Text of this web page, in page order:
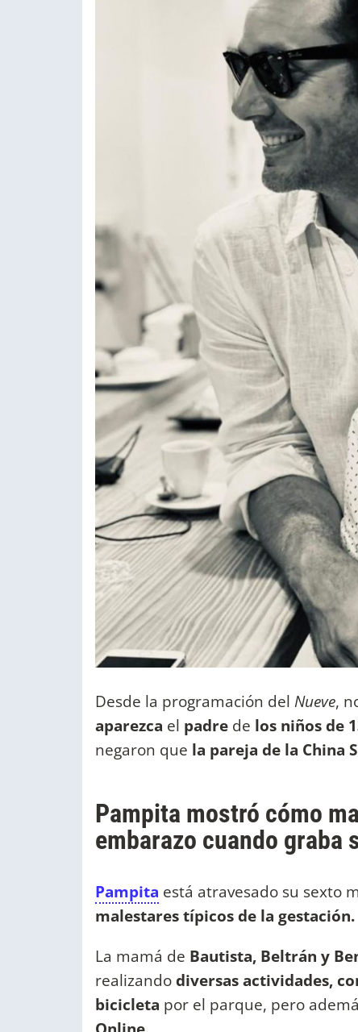
Desde la programación del Nueve,
aparezca el padre de los niños de
negaron que la pareja de la China
Pampita mostró cómo
embarazo cuando graba
Pampita está atravesado su sexto
malestares típicos de la gestación.
La mamá de Bautista, Beltrán y
realizandodiversas actividades,
bicicleta por el parque, pero